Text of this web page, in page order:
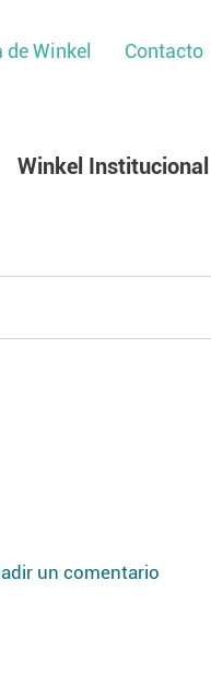
de Winkel Contacto
Winkel Institucional
un comentario